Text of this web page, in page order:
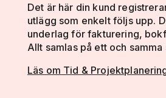
Det är här din kund
utlägg som enkelt följs upp.
underlag för fakturering,
Allt samlas på ett och samma
Läs om Tid &